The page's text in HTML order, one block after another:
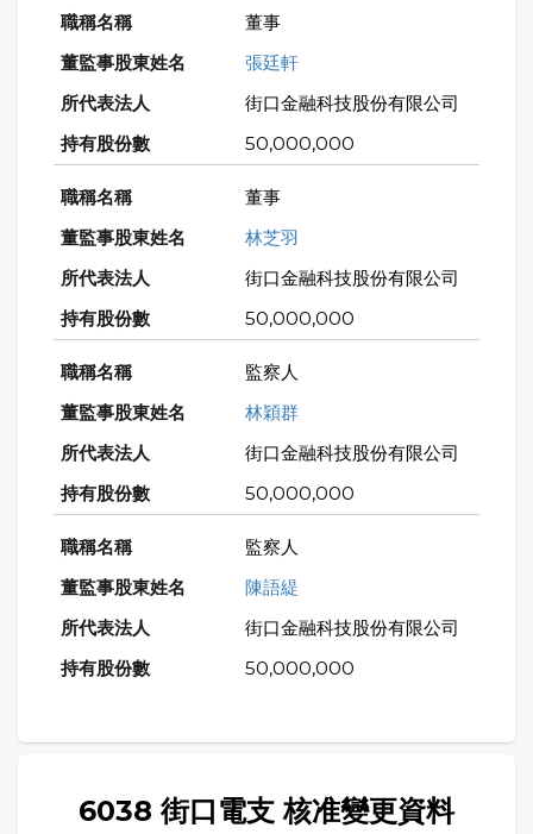
董事
張廷軒
街口金融科技股份有限公司
50,000,000
董事
林芝羽
街口金融科技股份有限公司
50,000,000
監察人
林穎群
街口金融科技股份有限公司
50,000,000
監察人
陳語緹
街口金融科技股份有限公司
50,000,000
6038 街口電支 核准變更資料